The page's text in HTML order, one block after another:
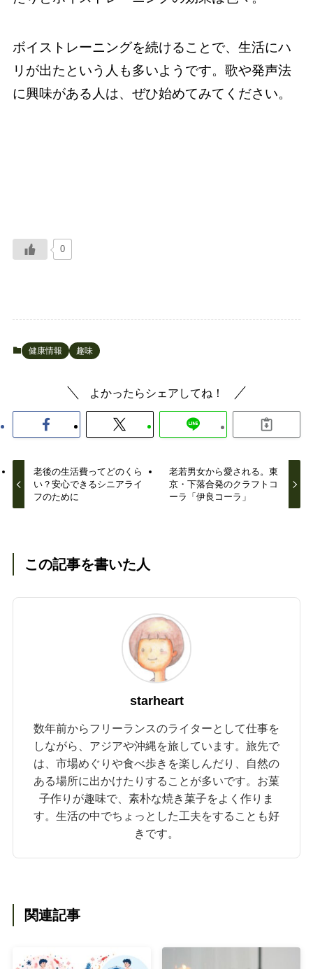
ボイストレーニングを続けることで、生活にハ
リが出たという人も多いようです。歌や発声法
に興味がある人は、ぜひ始めてみてください。
0
健康情報 趣味
よかったらシェアしてね！
老後の生活費ってどのくら
い？安心できるシニアライ
フのために
老若男女から愛される。東
京・下落合発のクラフトコ
ーラ「伊良コーラ」
この記事を書いた人
starheart
数年前からフリーランスのライターとして仕事を
しながら、アジアや沖縄を旅しています。旅先で
は、市場めぐりや食べ歩きを楽しんだり、自然の
ある場所に出かけたりすることが多いです。お菓
子作りが趣味で、素朴な焼き菓子をよく作りま
す。生活の中でちょっとした工夫をすることも好
きです。
関連記事